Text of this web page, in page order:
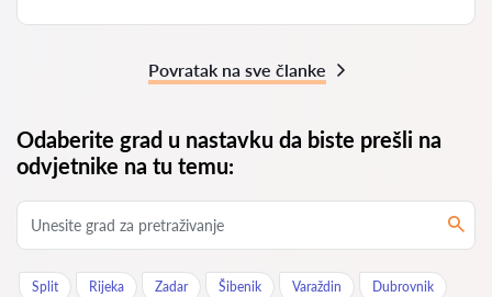
Povratak na sve članke
Odaberite grad u nastavku da biste prešli na
odvjetnike na tu temu:
Split Rijeka Zadar Šibenik Varaždin Dubrovnik